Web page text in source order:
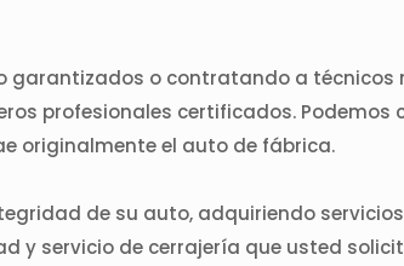
o contratando a técnicos
profesionales certificados.
originalmente el auto de fábrica.
de su auto, adquiriendo
y servicio de cerrajería que usted